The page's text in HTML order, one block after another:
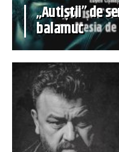
„Autiștii” de
balamuc